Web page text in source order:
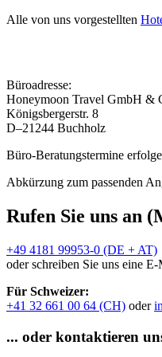
Alle von uns vorgestellten
Büroadresse:
Honeymoon Travel GmbH &
Königsbergerstr. 8
D–21244 Buchholz
Büro-Beratungstermine
Abkürzung zum passenden
Rufen Sie uns an
+49 4181 99953-0 (DE + AT)
oder schreiben Sie uns eine
Für Schweizer:
+41 32 661 00 64 (CH) oder
... oder kontaktieren